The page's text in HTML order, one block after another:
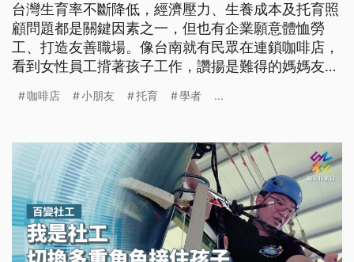
台灣生育率不斷降低，經濟壓力、生養成本及托育照
顧問題都是關鍵因素之一，但也有企業願意體恤勞
工、打造友善職場。像台南就有民眾在連鎖咖啡店，
看到女性員工揹著孩子工作，讚揚是難得的媽媽友
去奔波接送之苦。學者也鼓勵資方打造友善職場，讓
咖啡店 小朋友 托育 學者 ...